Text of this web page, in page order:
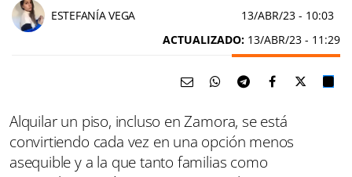
ESTEFANÍA VEGA 13/ABR/23 - 10:03
ACTUALIZADO: 13/ABR/23 - 11:29
Alquilar un piso, incluso en Zamora, se está
convirtiendo cada vez en una opción menos
asequible y a la que tanto familias como